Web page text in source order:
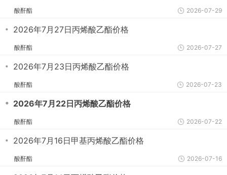
酸酐酯 2026-07-29
・ 2026年7月27日丙烯酸乙酯价格
酸酐酯 2026-07-27
・ 2026年7月23日丙烯酸乙酯价格
酸酐酯 2026-07-23
・ 2026年7月22日丙烯酸乙酯价格
酸酐酯 2026-07-22
・ 2026年7月16日甲基丙烯酸乙酯价格
酸酐酯 2026-07-16